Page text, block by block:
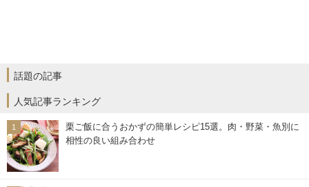
話題の記事
人気記事ランキング
栗ご飯に合うおかずの簡単レシピ15選。肉・野菜・魚別に
相性の良い組み合わせ